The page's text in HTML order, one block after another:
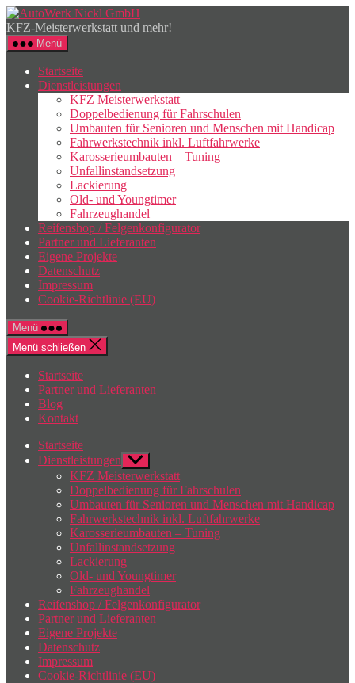
Zum
Inhalt
springen
Nickl
KFZ-Meisterwerkstatt und mehr!
Menü
Startseite
Dienstleistungen
KFZ Meisterwerkstatt
Doppelbedienung für Fahrschulen
Umbauten für Senioren und Menschen mit Handicap
Fahrwerkstechnik inkl. Luftfahrwerke
Karosserieumbauten – Tuning
Unfallinstandsetzung
Lackierung
Old- und Youngtimer
Fahrzeughandel
Reifenshop / Felgenkonfigurator
Partner und Lieferanten
Eigene Projekte
Datenschutz
Impressum
Cookie-Richtlinie (EU)
Menü
Menü schließen
Startseite
Partner und Lieferanten
Blog
Kontakt
Startseite
Dienstleistungen Untermenü
anzeigen
KFZ Meisterwerkstatt
Doppelbedienung für Fahrschulen
Umbauten für Senioren und Menschen mit Handicap
Fahrwerkstechnik inkl. Luftfahrwerke
Karosserieumbauten – Tuning
Unfallinstandsetzung
Lackierung
Old- und Youngtimer
Fahrzeughandel
Reifenshop / Felgenkonfigurator
Partner und Lieferanten
Eigene Projekte
Datenschutz
Impressum
Cookie-Richtlinie (EU)